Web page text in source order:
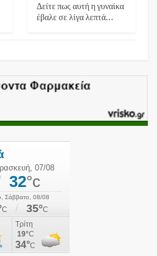
Δείτε πως αυτή η γυναίκα
έβαλε σε λίγα λεπτά…